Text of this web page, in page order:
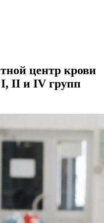
центр крови
I, II и IV групп